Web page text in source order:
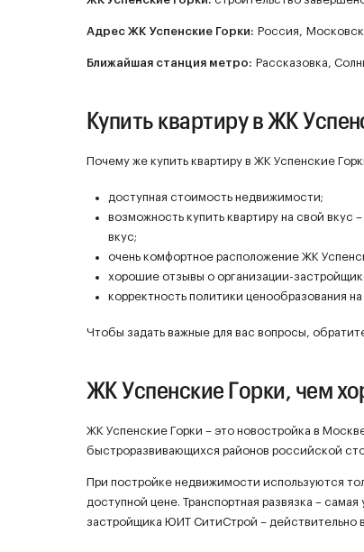
Адрес ЖК Успенские Горки: Россия,
Ближайшая станция метро: Рассказовка,
Купить квартиру в ЖК
Почему же купить квартиру в ЖК Успенские
доступная стоимость недвижимости;
возможность купить квартиру на свой
вкус;
очень комфортное расположение ЖК
хорошие отзывы о организации-
корректность политики ценообразования
Чтобы задать важные для вас вопросы,
ЖК Успенские Горки, чем
ЖК Успенские Горки – это новостройка в
быстроразвивающихся районов российской
При постройке недвижимости используются
доступной цене. Транспортная развязка –
застройщика ЮИТ СитиСтрой – действительно